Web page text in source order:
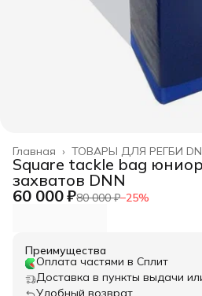
ТОВАРЫ ДЛЯ РЕГБИ
Главная ›
Square tackle bag
захватов DNN
60 000 ₽80 000 ₽−25%
Преимущества
Оплата частями в Сплит
Доставка в пункты выдачи
Удобный возврат